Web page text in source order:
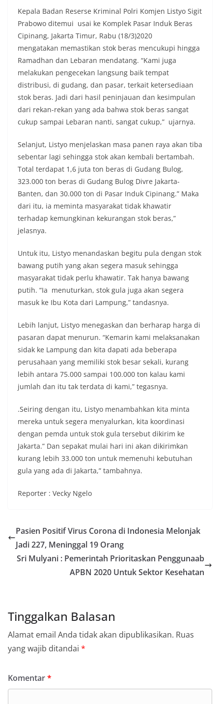
Kepala Badan Reserse Kriminal Polri Komjen Listyo Sigit
Prabowo ditemui usai ke Komplek Pasar Induk Beras
Cipinang, Jakarta Timur, Rabu (18/3)2020
mengatakan memastikan stok beras mencukupi hingga
Ramadhan dan Lebaran mendatang. “Kami juga
melakukan pengecekan langsung baik tempat
distribusi, di gudang, dan pasar, terkait ketersediaan
stok beras. Jadi dari hasil peninjauan dan kesimpulan
dari rekan-rekan yang ada bahwa stok beras sangat
cukup sampai Lebaran nanti, sangat cukup,” ujarnya.
Selanjut, Listyo menjelaskan masa panen raya akan tiba
sebentar lagi sehingga stok akan kembali bertambah.
Total terdapat 1,6 juta ton beras di Gudang Bulog,
323.000 ton beras di Gudang Bulog Divre Jakarta-
Banten, dan 30.000 ton di Pasar Induk Cipinang.” Maka
dari itu, ia meminta masyarakat tidak khawatir
terhadap kemungkinan kekurangan stok beras,”
jelasnya.
Untuk itu, Listyo menandaskan begitu pula dengan stok
bawang putih yang akan segera masuk sehingga
masyarakat tidak perlu khawatir. Tak hanya bawang
putih. “Ia menuturkan, stok gula juga akan segera
masuk ke Ibu Kota dari Lampung,” tandasnya.
Lebih lanjut, Listyo menegaskan dan berharap harga di
pasaran dapat menurun. “Kemarin kami melaksanakan
sidak ke Lampung dan kita dapati ada beberapa
perusahaan yang memiliki stok besar sekali, kurang
lebih antara 75.000 sampai 100.000 ton kalau kami
jumlah dan itu tak terdata di kami,” tegasnya.
.Seiring dengan itu, Listyo menambahkan kita minta
mereka untuk segera menyalurkan, kita koordinasi
dengan pemda untuk stok gula tersebut dikirim ke
Jakarta.” Dan sepakat mulai hari ini akan dikirimkan
kurang lebih 33.000 ton untuk memenuhi kebutuhan
gula yang ada di Jakarta,” tambahnya.
Reporter : Vecky Ngelo
Pasien Positif Virus Corona di Indonesia Melonjak
Jadi 227, Meninggal 19 Orang
Sri Mulyani : Pemerintah Prioritaskan Penggunaab
APBN 2020 Untuk Sektor Kesehatan
Tinggalkan Balasan
Alamat email Anda tidak akan dipublikasikan. Ruas
yang wajib ditandai *
Komentar*